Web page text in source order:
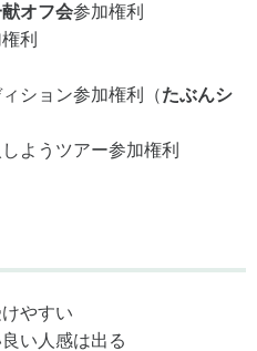
オフ会参加権利
利
ション参加権利（たぶんシ
ようツアー参加権利
やすい
い人感は出る